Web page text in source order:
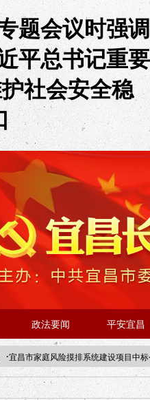
题会议时强调
平总书记重要
社会安全稳
政法要闻 平安宜昌
·宜昌市家庭风险摸排系统建设项目中
·北京站人民大学入校工作提醒